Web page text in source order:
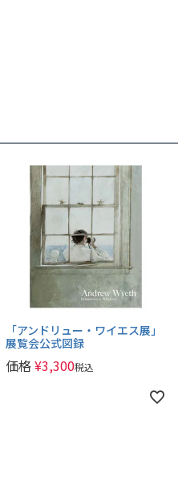
「アンドリュー・ワイエス展」
展覧会公式図録
価格¥3,300税込